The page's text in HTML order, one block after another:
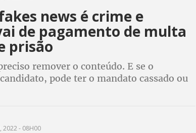
news é crime e
de pagamento de multa
prisão
remover o conteúdo. E se o
pode ter o mandato cassado ou
2022 - 08H00